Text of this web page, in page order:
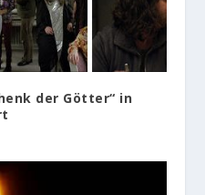
der Götter“ in